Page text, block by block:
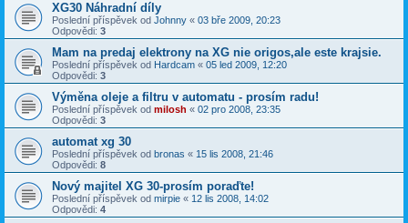
XG30 Náhradní díly
Poslední příspěvek od Johnny « 03 bře 2009, 20:23
Odpovědi: 3
Mam na predaj elektrony na XG nie origos,ale este krajsie.
Poslední příspěvek od Hardcam « 05 led 2009, 12:20
Odpovědi: 3
Výměna oleje a filtru v automatu - prosím radu!
Poslední příspěvek od milosh « 02 pro 2008, 23:35
Odpovědi: 3
automat xg 30
Poslední příspěvek od bronas « 15 lis 2008, 21:46
Odpovědi: 8
Nový majitel XG 30-prosím poraďte!
Poslední příspěvek od mirpie « 12 lis 2008, 14:02
Odpovědi: 4